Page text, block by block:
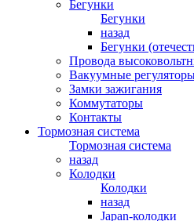
Бегунки
Бегунки
назад
Бегунки
Провода
Вакуумные
Замки зажигания
Коммутаторы
Контакты
Тормозная система
Тормозная система
назад
Колодки
Колодки
назад
Japan-колодки